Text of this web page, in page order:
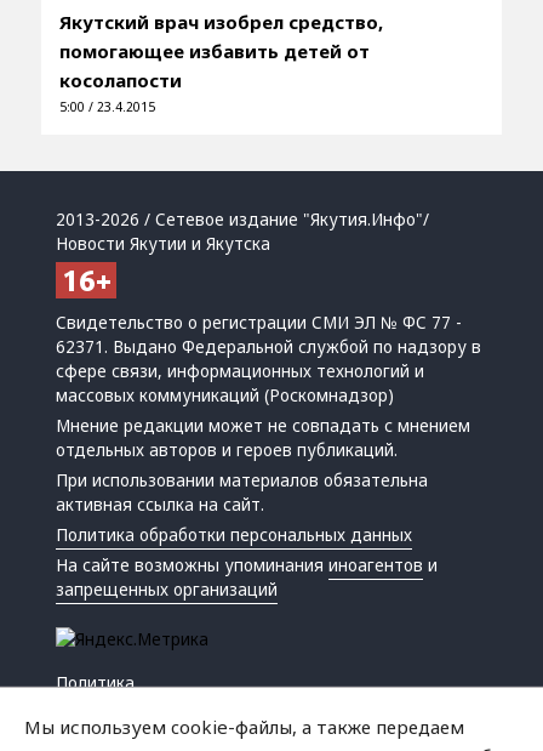
Якутский врач изобрел средство,
помогающее избавить детей от
косолапости
5:00 / 23.4.2015
2013-2026 / Сетевое издание "Якутия.Инфо"/
Новости Якутии и Якутска
Свидетельство о регистрации СМИ ЭЛ № ФС 77 -
62371. Выдано Федеральной службой по надзору в
сфере связи, информационных технологий и
массовых коммуникаций (Роскомнадзор)
Мнение редакции может не совпадать с мнением
отдельных авторов и героев публикаций.
При использовании материалов обязательна
активная ссылка на сайт.
Политика обработки персональных данных
На сайте возможны упоминанияиноагентов и
запрещенных организаций
Политика
Мы используем cookie-файлы, а также передаем